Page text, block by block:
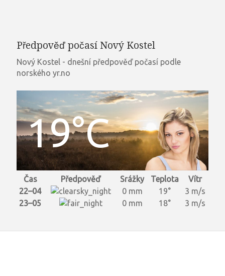
Předpověď počasí Nový Kostel
Nový Kostel - dnešní předpověď počasí podle
norského yr.no
19°C
Čas Předpověď Srážky Teplota
Vítr
22–04
0 mm 19°
3 m/s
23–05
0 mm 18° 3 m/s